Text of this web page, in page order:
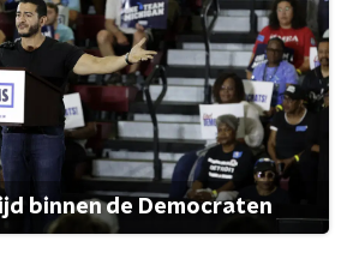
binnen de Democraten